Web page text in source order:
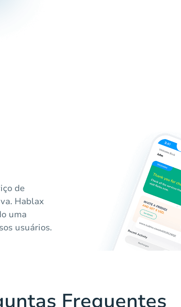
de
Hablax
uma
usuários.
Frequentes